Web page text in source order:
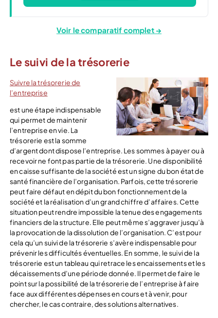
Voir le comparatif complet →
Le suivi de la trésorerie
Suivre la trésorerie de
l’entreprise
est une étape indispensable
qui permet de maintenir
l’entreprise en vie. La
trésorerie est la somme
d’argent dont dispose l’entreprise. Les sommes à payer ou à
recevoir ne font pas partie de la trésorerie. Une disponibilité
en caisse suffisante de la société est un signe du bon état de
santé financière de l’organisation. Parfois, cette trésorerie
peut faire défaut en dépit du bon fonctionnement de la
société et la réalisation d’un grand chiffre d’affaires. Cette
situation peut rendre impossible la tenue des engagements
financiers de la structure. Elle peut même s’aggraver jusqu’à
la provocation de la dissolution de l’organisation. C’est pour
cela qu’un suivi de la trésorerie s’avère indispensable pour
prévenir les difficultés éventuelles. En somme, le suivi de la
trésorerie est un tableau qui retrace les encaissements et les
décaissements d’une période donnée. Il permet de faire le
point sur la possibilité de la trésorerie de l’entreprise à faire
face aux différentes dépenses en cours et à venir, pour
chercher, le cas contraire, des solutions alternatives.